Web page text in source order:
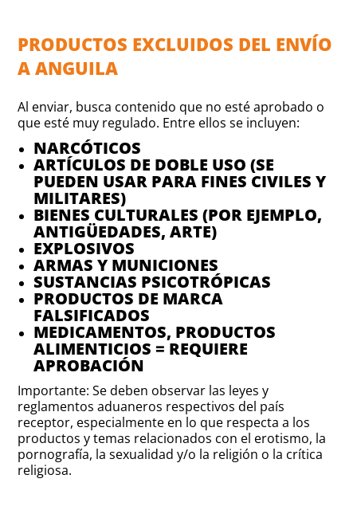
PRODUCTOS EXCLUIDOS DEL ENVÍO
A ANGUILA
Al enviar, busca contenido que no esté aprobado o
que esté muy regulado. Entre ellos se incluyen:
NARCÓTICOS
ARTÍCULOS DE DOBLE USO (SE
PUEDEN USAR PARA FINES CIVILES Y
MILITARES)
BIENES CULTURALES (POR EJEMPLO,
ANTIGÜEDADES, ARTE)
EXPLOSIVOS
ARMAS Y MUNICIONES
SUSTANCIAS PSICOTRÓPICAS
PRODUCTOS DE MARCA
FALSIFICADOS
MEDICAMENTOS, PRODUCTOS
ALIMENTICIOS = REQUIERE
APROBACIÓN
Importante: Se deben observar las leyes y
reglamentos aduaneros respectivos del país
receptor, especialmente en lo que respecta a los
productos y temas relacionados con el erotismo, la
pornografía, la sexualidad y/o la religión o la crítica
religiosa.